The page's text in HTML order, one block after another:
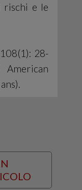
rischi e le
28-